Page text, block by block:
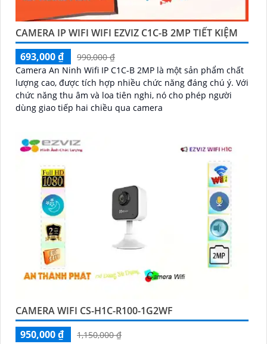
CAMERA IP WIFI WIFI EZVIZ C1C-B 2MP TIẾT KIỆM
693,000 ₫
990,000 ₫
Camera An Ninh Wifi IP C1C-B 2MP là một sản phẩm chất
lượng cao, được tích hợp nhiều chức năng đáng chú ý. Với
chức năng thu âm và loa tiên nghi, nó cho phép người
dùng giao tiếp hai chiều qua camera
CAMERA WIFI CS-H1C-R100-1G2WF
950,000 ₫
1,150,000 ₫